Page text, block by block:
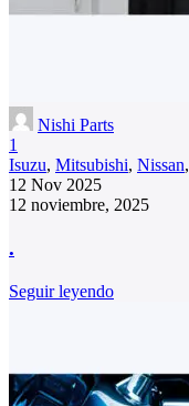
Nishi Parts
1
Isuzu, Mitsubishi, Nissan,
12 Nov 2025
12 noviembre, 2025
.
Seguir leyendo